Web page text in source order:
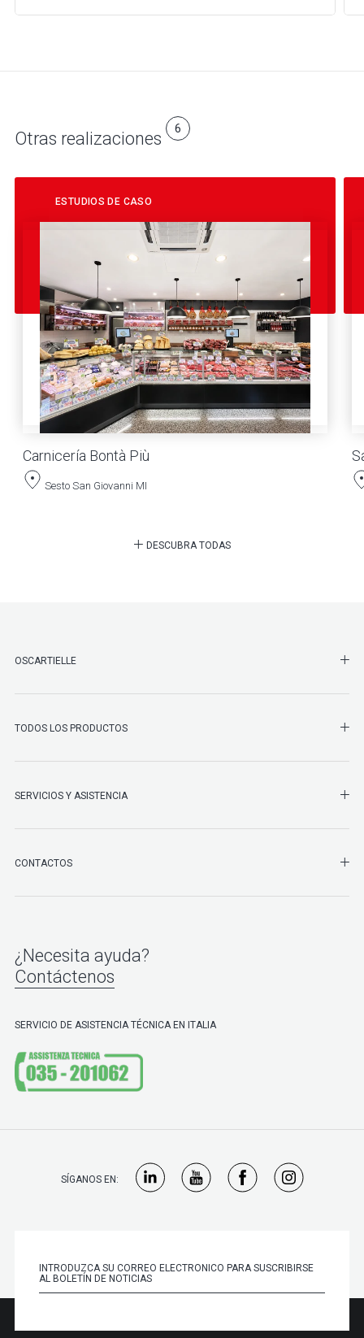
Otras realizaciones 6
ESTUDIOS DE CASO
Carnicería Bontà Più
Sesto San Giovanni MI
DESCUBRA TODAS
OSCARTIELLE
TODOS LOS PRODUCTOS
SERVICIOS Y ASISTENCIA
CONTACTOS
¿Necesita ayuda?
Contáctenos
SERVICIO DE ASISTENCIA TÉCNICA EN ITALIA
SÍGANOS EN: